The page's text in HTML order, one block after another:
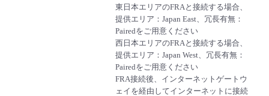
東日本エリアのFRAと接続する場合、
提供エリア：Japan East、冗長有無：
Pairedをご用意ください
西日本エリアのFRAと接続する場合、
提供エリア：Japan West、冗長有無：
Pairedをご用意ください
FRA接続後、インターネットゲートウ
ェイを経由してインターネットに接続